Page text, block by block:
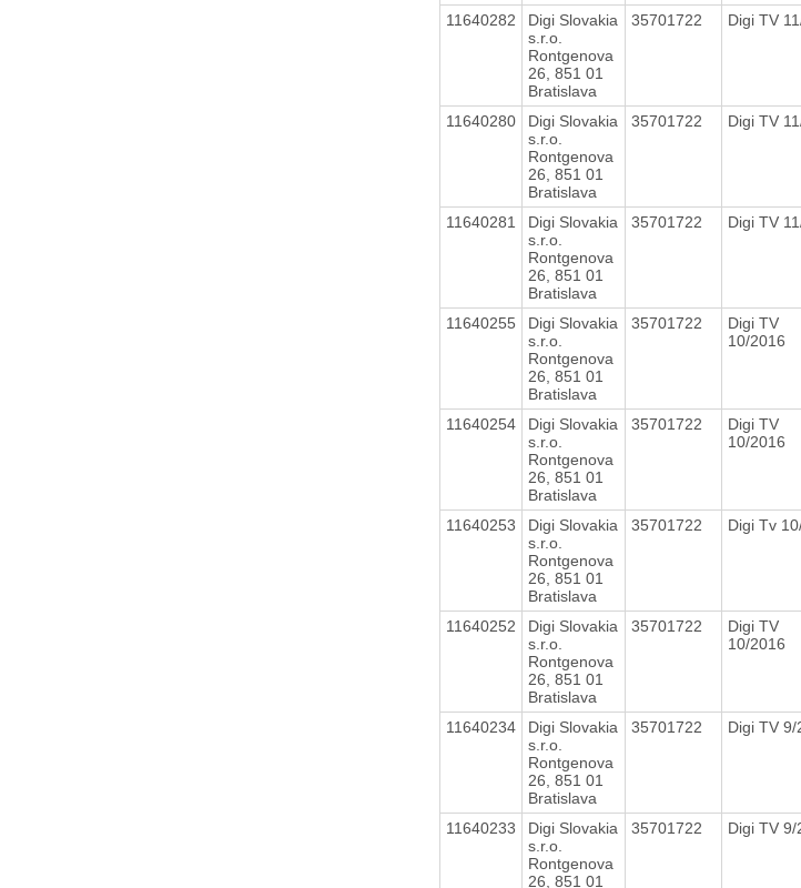
11640282
Digi Slovakia
s.r.o.
Rontgenova
26, 851 01
Bratislava
35701722 Digi TV
11640280
Digi Slovakia
s.r.o.
Rontgenova
26, 851 01
Bratislava
35701722 Digi TV
11640281
Digi Slovakia
s.r.o.
Rontgenova
26, 851 01
Bratislava
35701722 Digi TV
11640255
Digi Slovakia
s.r.o.
Rontgenova
26, 851 01
Bratislava
35701722
Digi TV
10/2016
11640254
Digi Slovakia
s.r.o.
Rontgenova
26, 851 01
Bratislava
35701722
Digi TV
10/2016
11640253
Digi Slovakia
s.r.o.
Rontgenova
26, 851 01
Bratislava
35701722 Digi Tv
11640252
Digi Slovakia
s.r.o.
Rontgenova
26, 851 01
Bratislava
35701722
Digi TV
10/2016
11640234
Digi Slovakia
s.r.o.
Rontgenova
26, 851 01
Bratislava
35701722 Digi TV 9/
11640233
Digi Slovakia
s.r.o.
Rontgenova
26, 851 01
35701722 Digi TV 9/